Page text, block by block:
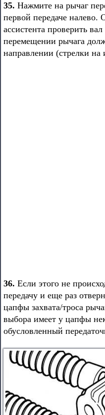
35. Нажмите на рычаг
первой передаче налево.
ассистента проверить
перемещении рычага
направлении (стрелки на
36. Если этого не
передачу и еще раз
цапфы захвата/троса
выбора имеет у цапфы
обусловленный